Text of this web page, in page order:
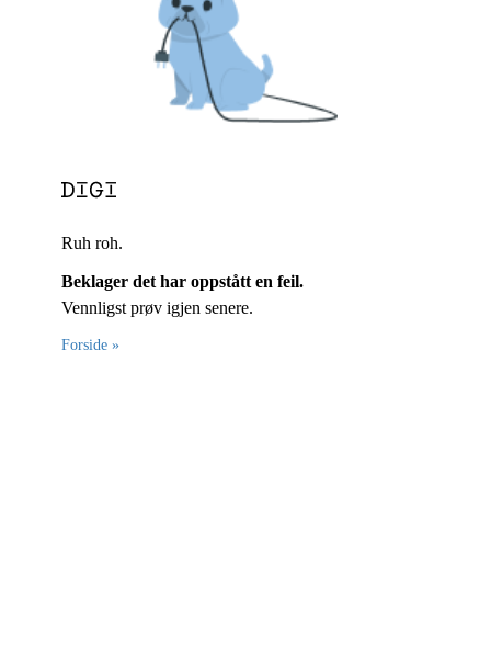
Ruh roh.
Beklager det har oppstått en feil.
Vennligst prøv igjen senere.
Forside »